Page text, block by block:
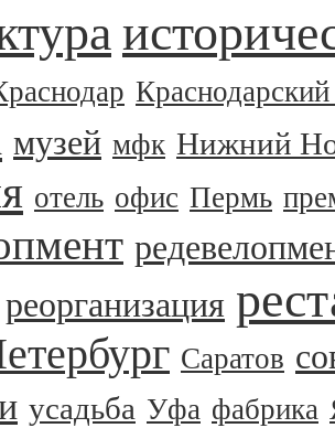
музей мфк Нижний
отель офис Пермь
реорганизация
Саратов
усадьба Уфа фабрика